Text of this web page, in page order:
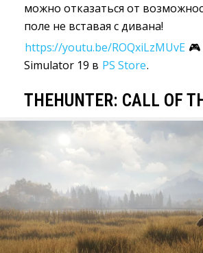
можно отказаться от
поле не вставая с дивана!
https://youtu.be/ROQxiLzMUvE
Simulator 19 в PS Store.
THEHUNTER: CALL OF